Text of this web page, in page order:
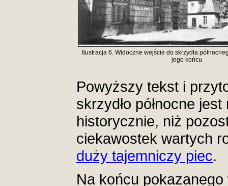
Ilustracja 6. Widoczne wejście do skrzydła
jego końcu
Powyższy tekst i
skrzydło północne
historycznie, niż
ciekawostek wartych
duży tajemniczy piec.
Na końcu